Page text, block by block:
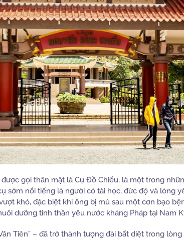
gọi thân mật là Cụ Đồ Chiểu, là một trong
sớm nổi tiếng là người có tài học, đức độ và lòng
khó, đặc biệt khi ông bị mù sau một cơn bạo
dưỡng tinh thần yêu nước kháng Pháp tại Nam
Tiên” – đã trở thành tượng đài bất diệt trong